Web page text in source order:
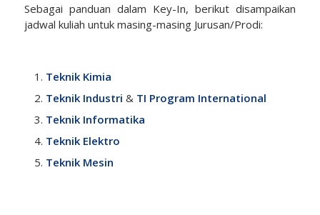
Sebagai panduan dalam Key-In, berikut disampaikan
jadwal kuliah untuk masing-masing Jurusan/Prodi:
Teknik Kimia
Teknik Industri & TI Program International
Teknik Informatika
Teknik Elektro
Teknik Mesin